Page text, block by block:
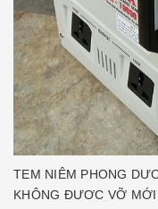
TEM NIÊM PHONG
KHÔNG ĐƯƠC VỠ